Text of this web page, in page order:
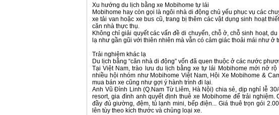
Xu hướng du lịch bằng xe Mobihome tự lái
Mobihome hay còn gọi là ngôi nhà di động chủ yếu phục vụ các
xe tải van hoặc xe bus cũ, trang bị thêm các vật dụng sinh hoạt
căn nhà thực thụ.
Không chỉ giải quyết các vấn đề di chuyển, chỗ ở, chỗ sinh hoạt,
lạ như gần gũi với thiên nhiên mà vẫn có cảm giác thoải mái như ở
Trải nghiệm khác lạ
Du lịch bằng “căn nhà di động” vốn đã quen thuộc ở các nước
Tại Việt Nam, trào lưu du lịch bằng xe tự lái Mobihome mới nở
nhiều hội nhóm như Mobihome Việt Nam, Hội Xe Mobihome &
mua bán xe cũng như gợi ý hành trình đi lại.
Anh Vũ Đình Linh (Q.Nam Từ Liêm, Hà Nội) chia sẻ, dịp nghỉ lễ
resort, gia đình anh quyết định thuê xe Mobihome để trải
đầy đủ giường, đệm, tủ lạnh mini, bếp điện... Giá thuê trọn gói
lên tùy theo kích thước và chủng loại xe.